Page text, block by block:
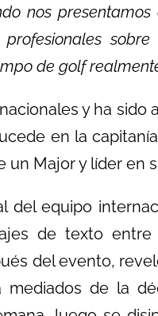
nos
de golf
y ha sido
en la
un Major y líder en
del equipo
de texto
del evento,
mediados de la